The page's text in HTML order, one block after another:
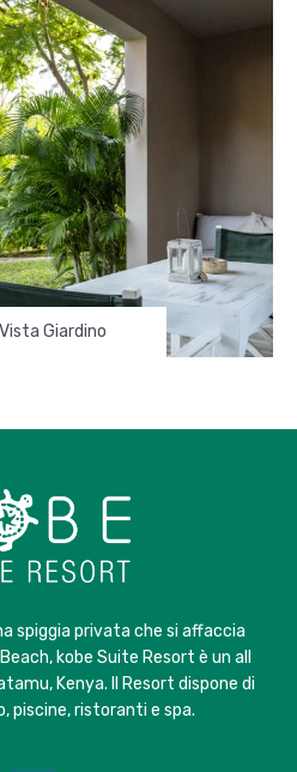
Giardino
spiggia privata che si affaccia
kobe Suite Resort è un all
Kenya. Il Resort dispone di
piscine, ristoranti e spa.